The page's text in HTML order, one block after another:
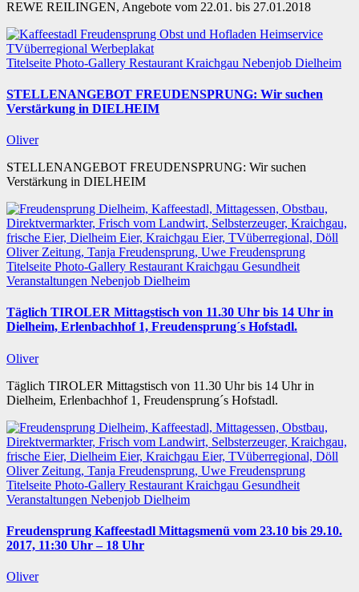
REWE REILINGEN, Angebote vom 22.01. bis 27.01.2018
Titelseite Photo-Gallery Restaurant Kraichgau Nebenjob Dielheim
STELLENANGEBOT FREUDENSPRUNG: Wir suchen
Verstärkung in DIELHEIM
Oliver
STELLENANGEBOT FREUDENSPRUNG: Wir suchen
Verstärkung in DIELHEIM
Titelseite Photo-Gallery Restaurant Kraichgau Gesundheit
Veranstaltungen Nebenjob Dielheim
Täglich TIROLER Mittagstisch von 11.30 Uhr bis 14 Uhr in
Dielheim, Erlenbachhof 1, Freudensprung´s Hofstadl.
Oliver
Täglich TIROLER Mittagstisch von 11.30 Uhr bis 14 Uhr in
Dielheim, Erlenbachhof 1, Freudensprung´s Hofstadl.
Titelseite Photo-Gallery Restaurant Kraichgau Gesundheit
Veranstaltungen Nebenjob Dielheim
Freudensprung Kaffeestadl Mittagsmenü vom 23.10 bis 29.10.
2017, 11:30 Uhr – 18 Uhr
Oliver